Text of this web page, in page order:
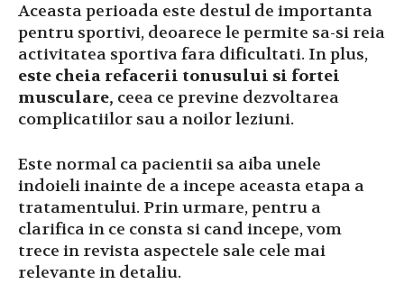
Aceasta perioada este destul de importanta
pentru sportivi, deoarece le permite sa-si reia
activitatea sportiva fara dificultati. In plus,
este cheia refacerii tonusului si fortei
musculare, ceea ce previne dezvoltarea
complicatiilor sau a noilor leziuni.
Este normal ca pacientii sa aiba unele
indoieli inainte de a incepe aceasta etapa a
tratamentului. Prin urmare, pentru a
clarifica in ce consta si cand incepe, vom
trece in revista aspectele sale cele mai
relevante in detaliu.